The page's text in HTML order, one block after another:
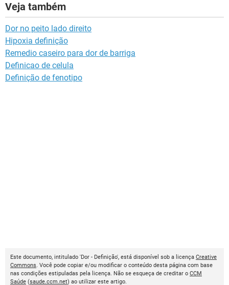
Veja também
Dor no peito lado direito
Hipoxia definição
Remedio caseiro para dor de barriga
Definicao de celula
Definição de fenotipo
Este documento, intitulado 'Dor - Definição', está disponível sob a licença Creative
Commons. Você pode copiar e/ou modificar o conteúdo desta página com base
nas condições estipuladas pela licença. Não se esqueça de creditar o CCM
Saúde (saude.ccm.net) ao utilizar este artigo.